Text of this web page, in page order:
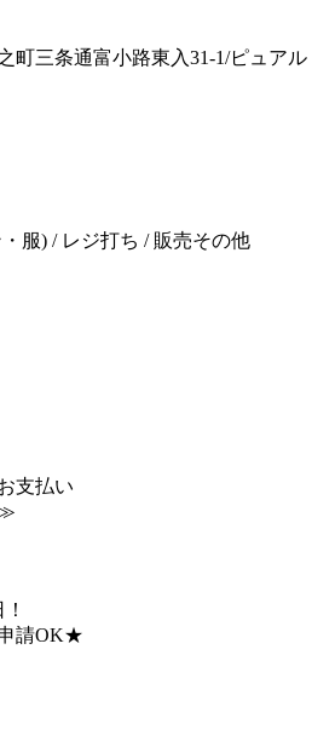
町三条通富小路東入31-1/ピュアル
服) / レジ打ち / 販売その他
支払い
請OK★